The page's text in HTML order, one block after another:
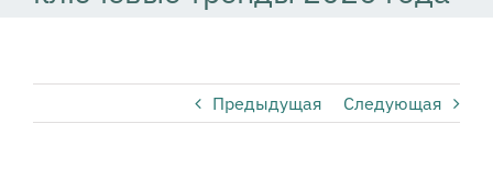
Предыдущая Следующая